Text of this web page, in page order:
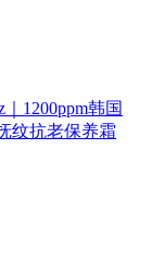
1200ppm韩国
纹抗老保养霜